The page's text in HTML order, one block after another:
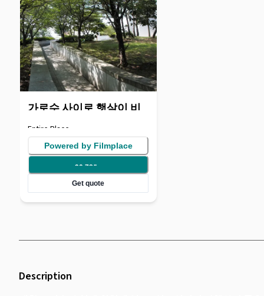
가로수 사이로 햇살이 비
Entire Place
Powered by Filmplace
90.78/hr
Get quote
Description